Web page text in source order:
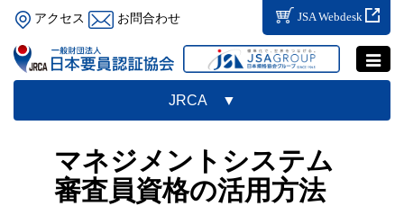
Toggle
アクセス お問合わせ JSA Webdesk
JRCA ▼
マネジメントシステム
審査員資格の活用方法